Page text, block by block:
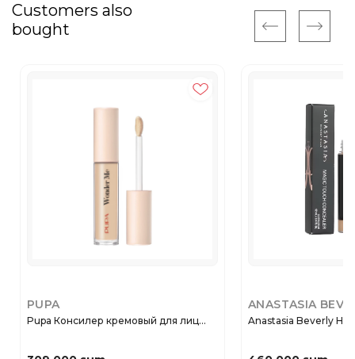
Customers also
bought
PUPA
Pupa Консилер кремовый для лиц...
ANASTASIA
Anastasia Beverly